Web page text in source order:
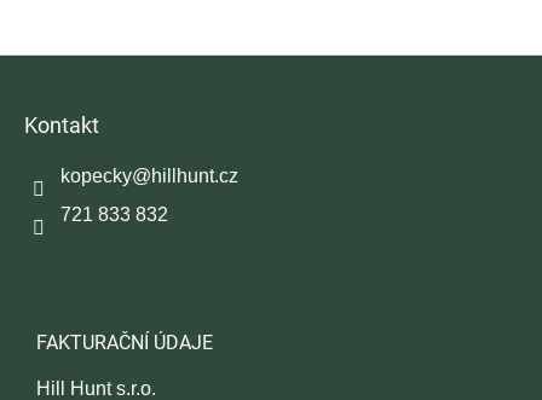
Kontakt
kopecky@hillhunt.cz
721 833 832
FAKTURAČNÍ ÚDAJE
Hill Hunt s.r.o.